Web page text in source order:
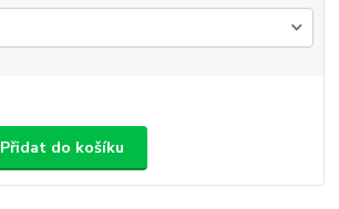
Přidat do košíku